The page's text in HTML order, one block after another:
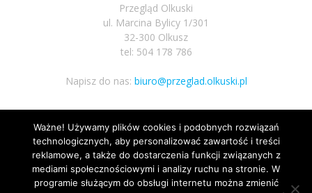
Przegląd Olkuski
ul. Marcina Bylicy 1/301
32-300 Olkusz
tel: 504 178 786
Napisz do nas: biuro@przeglad.olkuski.pl
Podążaj za nami
Ważne! Używamy plików cookies i podobnych rozwiązań
technologicznych, aby personalizować zawartość i treści
reklamowe, a także do dostarczenia funkcji związanych z
mediami społecznościowymi i analizy ruchu na stronie. W
programie służącym do obsługi internetu można zmienić